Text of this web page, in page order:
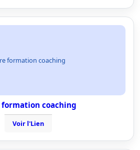
formation coaching
coaching
Voir l'Lien